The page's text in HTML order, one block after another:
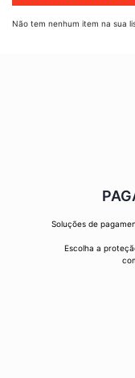
Não tem nenhum item na sua
Soluções de
Escolha a